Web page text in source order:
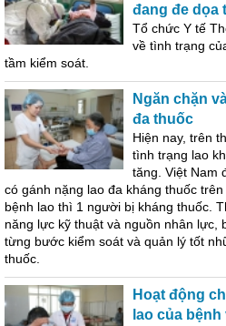
đang đe dọa
Tổ chức Y tế
về tình trạng
tầm kiểm soát.
Ngăn chặn
đa thuốc
Hiện nay, trên
tình trạng lao
tăng. Việt Nam
có gánh nặng lao đa kháng thuốc
bệnh lao thì 1 người bị kháng thuốc.
năng lực kỹ thuật và nguồn nhân lực,
từng bước kiểm soát và quản lý tốt
thuốc.
Hoạt động
lao của